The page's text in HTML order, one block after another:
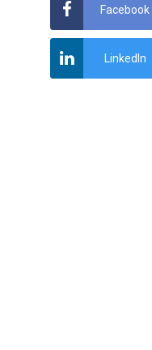
Facebook
LinkedIn